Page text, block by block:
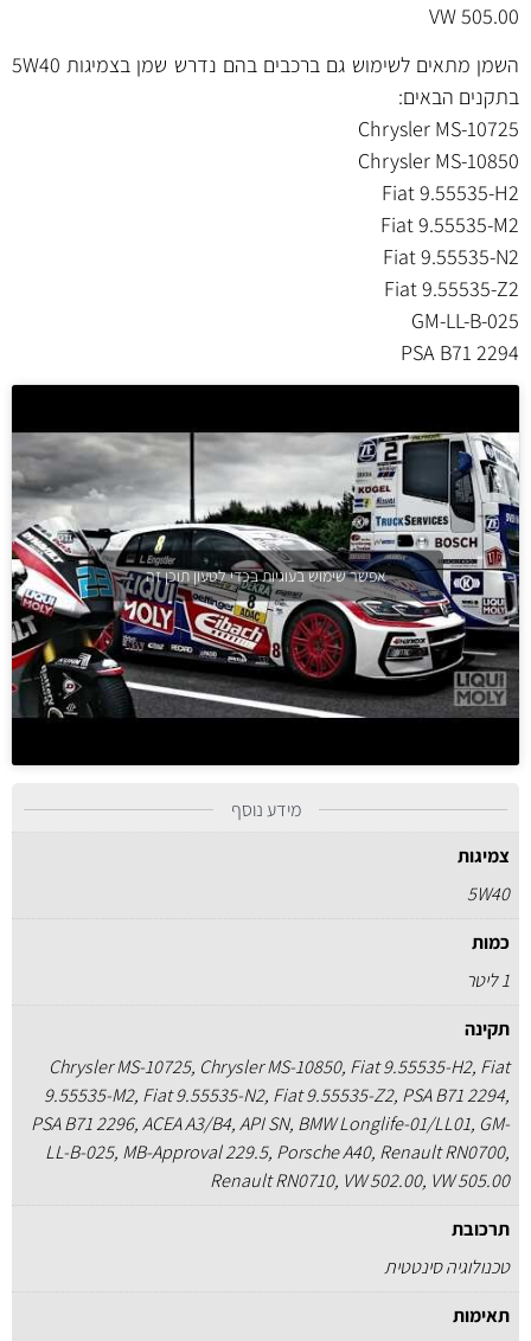
VW 505.00
השמן מתאים לשימוש גם ברכבים בהם נדרש שמן בצמיגות 5W40
בתקנים הבאים:
Chrysler MS-10725
Chrysler MS-10850
Fiat 9.55535-H2
Fiat 9.55535-M2
Fiat 9.55535-N2
Fiat 9.55535-Z2
GM-LL-B-025
PSA B71 2294
אפשר שימוש בעוגיות בכדי לטעון תוכן זה
מידע נוסף
צמיגות
5W40
כמות
1 ליטר
תקינה
Chrysler MS-10725, Chrysler MS-10850, Fiat 9.55535-H2, Fiat
9.55535-M2, Fiat 9.55535-N2, Fiat 9.55535-Z2, PSA B71 2294,
PSA B71 2296, ACEA A3/B4, API SN, BMW Longlife-01/LL01, GM-
LL-B-025, MB-Approval 229.5, Porsche A40, Renault RN0700,
Renault RN0710, VW 502.00, VW 505.00
תרכובת
טכנולוגיה סינטטית
תאימות